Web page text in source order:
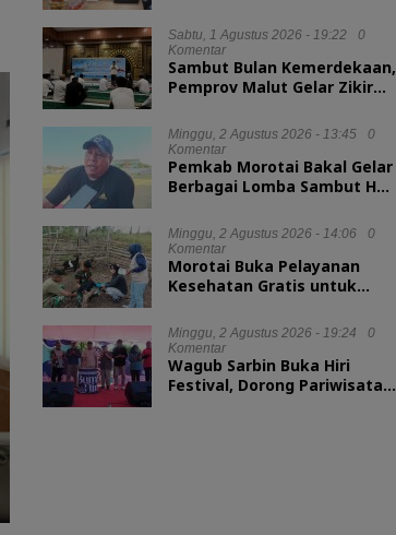
Digitalisasi
Sabtu, 1 Agustus 2026 - 19:22
0
Komentar
Sambut Bulan Kemerdekaan,
Pemprov Malut Gelar Zikir
Minggu, 2 Agustus 2026 - 13:45
0
Komentar
Pemkab Morotai Bakal Gelar
Berbagai Lomba Sambut HUT
Minggu, 2 Agustus 2026 - 14:06
0
Komentar
Morotai Buka Pelayanan
Kesehatan Gratis untuk
Minggu, 2 Agustus 2026 - 19:24
0
Komentar
Wagub Sarbin Buka Hiri
Festival, Dorong Pariwisata